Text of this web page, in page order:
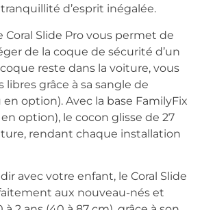
d’esprit inégalée.
Coral Slide Pro vous permet de
de la coque de sécurité d’un
reste dans la voiture, vous
libres grâce à sa sangle de
option). Avec la base FamilyFix
option), le cocon glisse de 27
rendant chaque installation
avec votre enfant, le Coral Slide
aux nouveau-nés et